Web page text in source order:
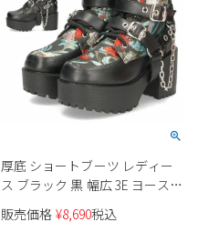
厚底 ショートブーツ レディー
ス ブラック 黒 幅広 3E ヨースケ
靴 YOSUKE 4450017 ベルト チェ
ーン チャンキーヒール
販売価格 ¥8,690税込